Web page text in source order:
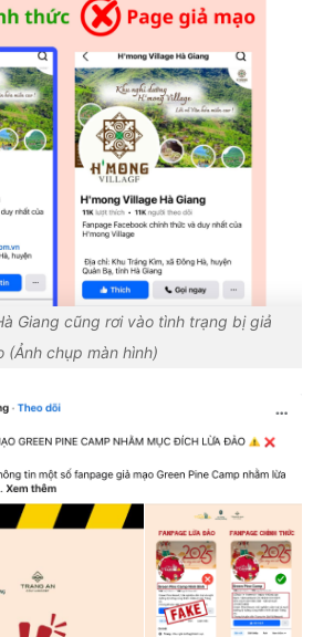
Giang cũng rơi vào tình trạng bị giả
(Ảnh chụp màn hình)